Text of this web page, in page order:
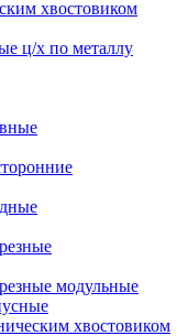
хвостовиком
ц/х по металлу
модульные
хвостовиком